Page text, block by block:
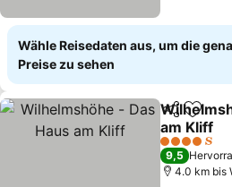
Wähle Reisedaten aus, um die
Preise zu sehen
TeilenZu
am Kliff
4 Sterne
9,5
4.0 km bis